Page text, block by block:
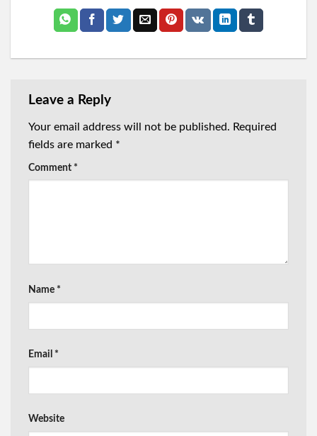
Leave a Reply
Your email address will not be published. Required
fields are marked *
Comment *
Name *
Email *
Website